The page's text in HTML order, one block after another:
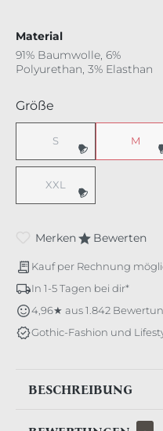
Material
91% Baumwolle, 6%
Polyurethan, 3% Elasthan
Größe
S(Diese Option ist zurzeit
M
XXL(Diese Option ist zurzeit
Merken Bewerten
Kauf per Rechnung
In 1-5 Tagen bei dir*
4,96★ aus 1.842
Gothic-Fashion und
BESCHREIBUNG